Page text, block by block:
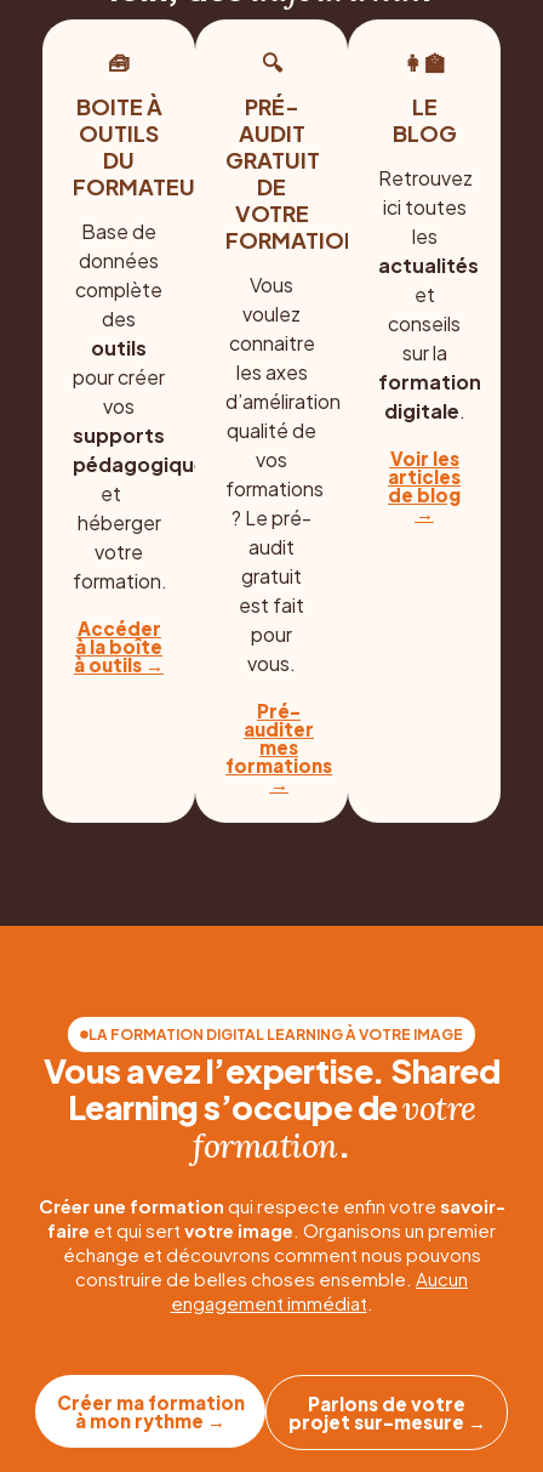
🧰
BOITE À
OUTILS
DU
FORMATEUR
Base de
données
complète
des
outils
pour créer
vos
supports
pédagogiques
et
héberger
votre
formation.
Accéder
à la boîte
à outils →
🔍
PRÉ-
AUDIT
GRATUIT
DE
VOTRE
FORMATION
Vous
voulez
connaitre
les axes
d’améliration
qualité de
vos
formations
? Le pré-
audit
gratuit
est fait
pour
vous.
Pré-
auditer
mes
formations
→
👩‍🏫
LE
BLOG
Retrouvez
ici toutes
les
actualités
et
conseils
sur la
formation
digitale.
Voir les
articles
de blog
→
LA FORMATION DIGITAL LEARNING À VOTRE IMAGE
Vous avez l’expertise. Shared
Learning s’occupe devotre
formation.
Créer une formation qui respecte enfin votre savoir-
faire et qui sert votre image . Organisons un premier
échange et découvrons comment nous pouvons
construire de belles choses ensemble. Aucun
engagement immédiat
Créer ma formation
à mon rythme →
Parlons de votre
projet sur-mesure →